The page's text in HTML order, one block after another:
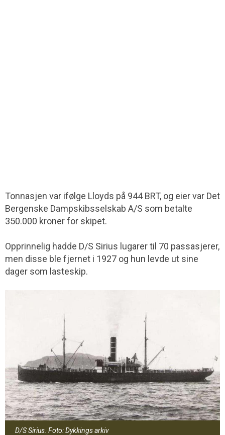
Tonnasjen var ifølge Lloyds på 944 BRT, og eier var Det
Bergenske Dampskibs­selskab A/S som betalte
350.000 kroner for skipet.
Opprinnelig hadde D/S Sirius lugarer til 70 passasjerer,
men disse ble fjernet i 1927 og hun levde ut sine
dager som lasteskip.
D/S Sirius. Foto: Dykkings arkiv